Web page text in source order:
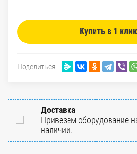
Купить в 1 клик
Поделиться
Доставка
Привезем оборудование
наличии.